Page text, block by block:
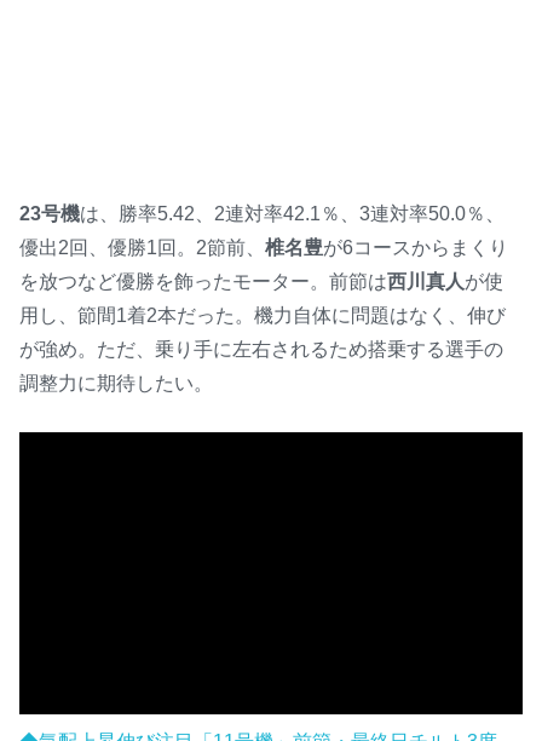
23号機は、勝率5.42、2連対率42.1％、3連対率50.0％、
優出2回、優勝1回。2節前、椎名豊が6コースからまくり
を放つなど優勝を飾ったモーター。前節は西川真人が使
用し、節間1着2本だった。機力自体に問題はなく、伸び
が強め。ただ、乗り手に左右されるため搭乗する選手の
調整力に期待したい。
P
l
M
u